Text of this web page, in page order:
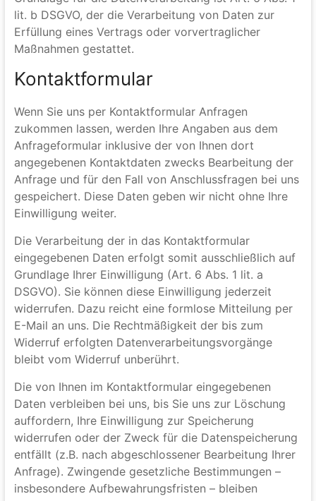
Eine Zusammenführung dieser Daten mit anderen
Datenquellen wird nicht vorgenommen.
Grundlage für die Datenverarbeitung ist Art. 6 Abs. 1
lit. b DSGVO, der die Verarbeitung von Daten zur
Maßnahmen gestattet.
Kontaktformular
Wenn Sie uns per Kontaktformular Anfragen
zukommen lassen, werden Ihre Angaben aus dem
Anfrageformular inklusive der von Ihnen dort
angegebenen Kontaktdaten zwecks Bearbeitung der
Anfrage und für den Fall von Anschlussfragen bei uns
gespeichert. Diese Daten geben wir nicht ohne Ihre
Einwilligung weiter.
Die Verarbeitung der in das Kontaktformular
eingegebenen Daten erfolgt somit ausschließlich auf
Grundlage Ihrer Einwilligung (Art. 6 Abs. 1 lit. a
DSGVO). Sie können diese Einwilligung jederzeit
widerrufen. Dazu reicht eine formlose Mitteilung per
E-Mail an uns. Die Rechtmäßigkeit der bis zum
Widerruf erfolgten Datenverarbeitungsvorgänge
bleibt vom Widerruf unberührt.
Die von Ihnen im Kontaktformular eingegebenen
Daten verbleiben bei uns, bis Sie uns zur Löschung
auffordern, Ihre Einwilligung zur Speicherung